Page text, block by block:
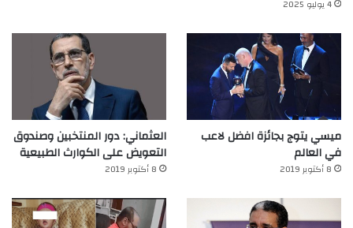
4 يوليو 2025
ميسي يتوج بجائزة افضل لاعب
في العالم‎
8 أكتوبر 2019
العثماني: دور المنتخبين وصندوق
التعويض على الكوارث الطبيعية
8 أكتوبر 2019